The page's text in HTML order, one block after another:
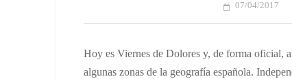
07/04/2017
Hoy es Viernes de Dolores y, de forma oficial,
algunas zonas de la geografía española.